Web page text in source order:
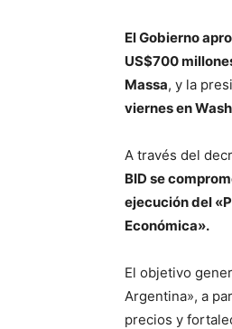
El Gobierno
US$700
Massa, y la
viernes en
A través del
BID se
ejecución del
Económica».
El objetivo
Argentina», a
precios y